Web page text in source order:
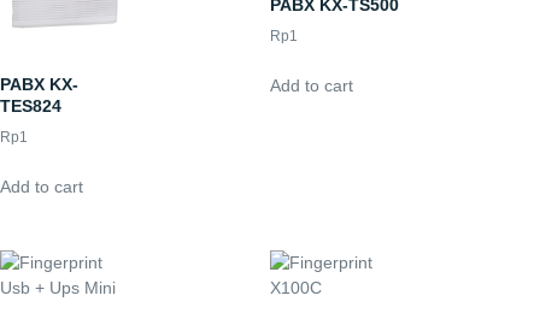
PABX KX-
TES824
Rp1
Add to cart
PABX KX-TS500
Rp1
Add to cart